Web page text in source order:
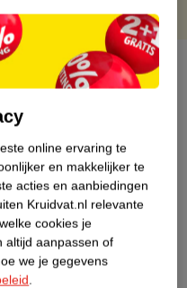
(nog) geen Nature
online ervaring te
en makkelijker te
acties en aanbiedingen
Kruidvat.nl relevante
cookies je
altijd aanpassen of
we je gegevens
.